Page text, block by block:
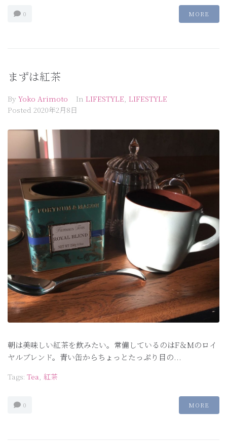
0 MORE
まずは紅茶
By Yoko Arimoto In LIFESTYLE LIFESTYLE
Posted 2020年2月8日
朝は美味しい紅茶を飲みたい。常備しているのはF＆Mのロイ
ヤルブレンド。青い缶からちょっとたっぷり目の...
Tags: Tea 紅茶
0 MORE